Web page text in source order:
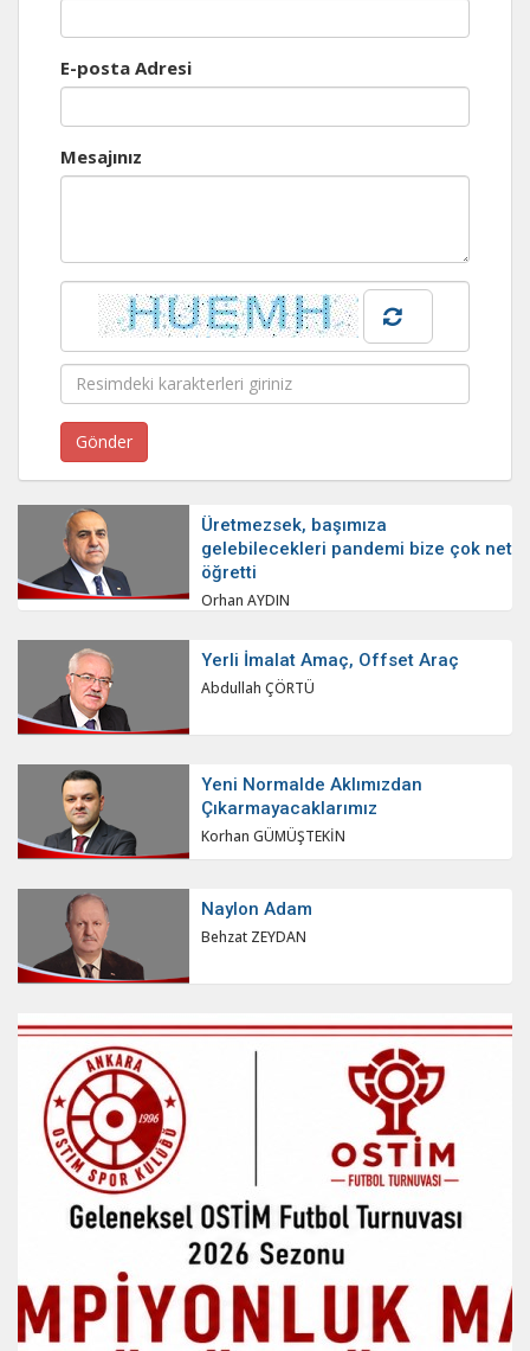
E-posta Adresi
Mesajınız
Üretmezsek, başımıza
gelebilecekleri pandemi bize çok net
öğretti
Orhan AYDIN
Yerli İmalat Amaç, Offset Araç
Abdullah ÇÖRTÜ
Yeni Normalde Aklımızdan
Çıkarmayacaklarımız
Korhan GÜMÜŞTEKİN
Naylon Adam
Behzat ZEYDAN